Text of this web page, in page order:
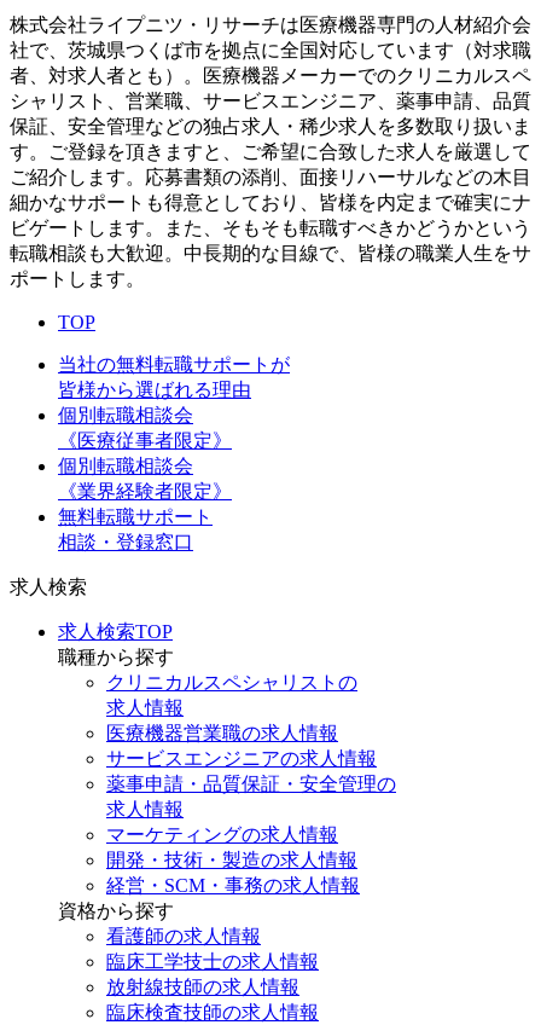
株式会社ライプニツ・リサーチは医療機器専門の人材紹介会
社で、茨城県つくば市を拠点に全国対応しています（対求職
者、対求人者とも）。医療機器メーカーでのクリニカルスペ
シャリスト、営業職、サービスエンジニア、薬事申請、品質
保証、安全管理などの独占求人・稀少求人を多数取り扱いま
す。ご登録を頂きますと、ご希望に合致した求人を厳選して
ご紹介します。応募書類の添削、面接リハーサルなどの木目
細かなサポートも得意としており、皆様を内定まで確実にナ
ビゲートします。また、そもそも転職すべきかどうかという
転職相談も大歓迎。中長期的な目線で、皆様の職業人生をサ
ポートします。
TOP
当社の無料転職サポートが
皆様から選ばれる理由
個別転職相談会
《医療従事者限定》
個別転職相談会
《業界経験者限定》
無料転職サポート
相談・登録窓口
求人検索
求人検索TOP
職種から探す
クリニカルスペシャリストの
求人情報
医療機器営業職の求人情報
サービスエンジニアの求人情報
薬事申請・品質保証・安全管理の
求人情報
マーケティングの求人情報
開発・技術・製造の求人情報
経営・SCM・事務の求人情報
資格から探す
看護師の求人情報
臨床工学技士の求人情報
放射線技師の求人情報
臨床検査技師の求人情報